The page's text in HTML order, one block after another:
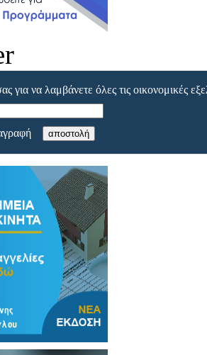
για να λαμβάνετε όλες τις οικονομικές
αποστολή